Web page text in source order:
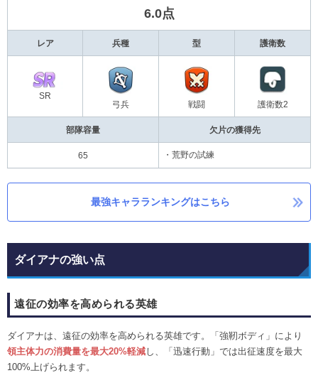
6.0点
レア 兵種 型 護衛数
SR
弓兵
戦闘 護衛数2
部隊容量 欠片の獲得先
65 ・荒野の試練
最強キャラランキングはこちら
ダイアナの強い点
遠征の効率を高められる英雄
ダイアナは、遠征の効率を高められる英雄です。「強靭ボディ」により
領主体力の消費量を最大20%軽減し、「迅速行動」では出征速度を最大
100%上げられます。